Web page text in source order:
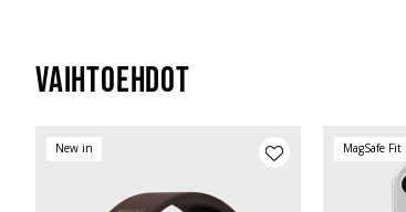
Vaihtoehdot
New in MagSafe Fit